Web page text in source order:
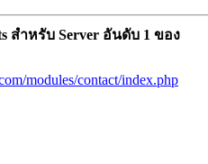
สำหรับ Server อันดับ 1 ของ
modules/contact/index.php